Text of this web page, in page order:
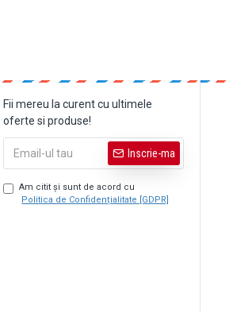
Fii mereu la curent cu ultimele
oferte si produse!
Inscrie-ma
Am citit şi sunt de acord cu
Politica de Confidențialitate [GDPR]